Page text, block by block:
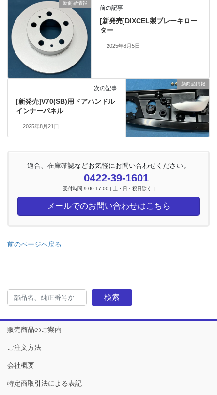
新商品情報
前の記事
[新発売]DIXCEL製ブレーキロー
ター
2025年8月5日
新商品情報
次の記事
[新発売]V70(SB)用ドアハンドル
インナーパネル
2025年8月21日
適合、在庫確認などお気軽にお問い合わせください。
0422-39-1601
受付時間 9:00-17:00 [ 土・日・祝日除く ]
メールでのお問い合わせはこちら
前のページへ戻る
検索
販売商品のご案内
ご注文方法
会社概要
特定商取引法による表記